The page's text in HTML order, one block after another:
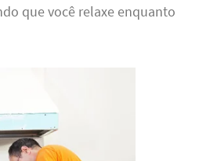
que você relaxe enquanto